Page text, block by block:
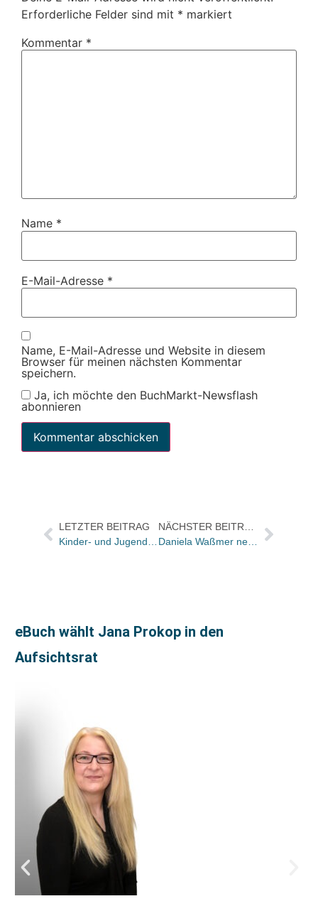
Erforderliche Felder sind mit * markiert
Kommentar *
Name *
E-Mail-Adresse *
Name, E-Mail-Adresse und Website in diesem
Browser für meinen nächsten Kommentar
speichern.
Ja, ich möchte den BuchMarkt-Newsflash
abonnieren
LETZTER BEITRAG
eBuch wählt Jana Prokop in den
Aufsichtsrat